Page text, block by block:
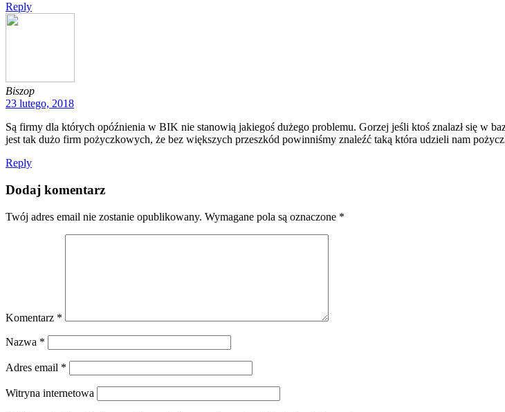
Reply
Biszop
23 lutego, 2018
Są firmy dla których opóźnienia w BIK nie stanowią jakiegoś dużego problemu. Gorzej jeśli ktoś znalazł się w
jest tak dużo firm pożyczkowych, że bez większych przeszkód powinniśmy znaleźć taką która udzieli nam
Reply
Dodaj komentarz
Twój adres email nie zostanie opublikowany. Wymagane pola są oznaczone *
Komentarz *
Nazwa *
Adres email *
Witryna internetowa